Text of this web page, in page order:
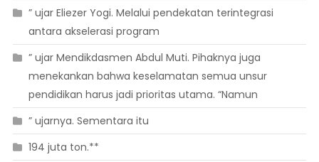
” ujar Eliezer Yogi. Melalui pendekatan terintegrasi
antara akselerasi program
” ujar Mendikdasmen Abdul Muti. Pihaknya juga
menekankan bahwa keselamatan semua unsur
pendidikan harus jadi prioritas utama. “Namun
” ujarnya. Sementara itu
194 juta ton.**